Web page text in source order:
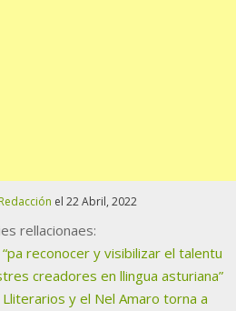
Redacción el 22 Abril, 2022
rellacionaes:
reconocer y visibilizar el talentu
creadores en llingua asturiana”
y el Nel Amaro torna a